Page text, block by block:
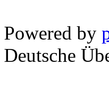
Powered by
Deutsche